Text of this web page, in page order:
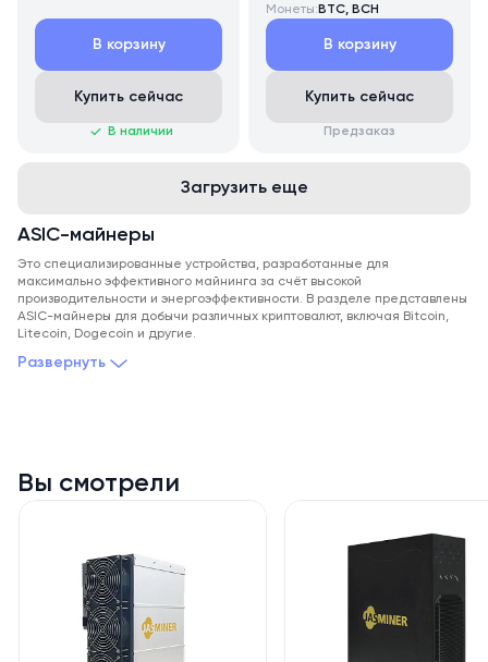
В корзину
Купить сейчас
В наличии
Монеты: BTC, BCH
В корзину
Купить сейчас
Предзаказ
Загрузить еще
ASIC-майнеры
Это специализированные устройства, разработанные для
максимально эффективного майнинга за счёт высокой
производительности и энергоэффективности. В разделе представлены
ASIC-майнеры для добычи различных криптовалют, включая Bitcoin,
Litecoin, Dogecoin и другие.
Компания Promminer с 2017 года занимается поставкой и
Развернуть
Вы смотрели